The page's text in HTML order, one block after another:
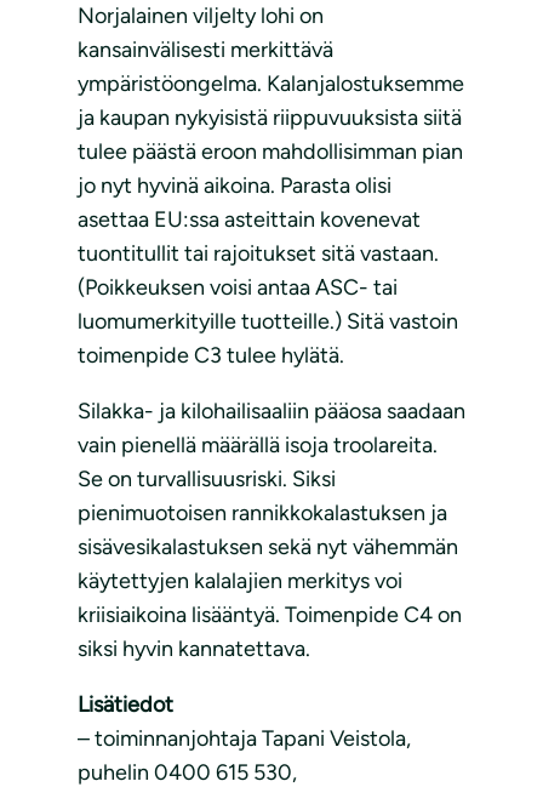
Norjalainen viljelty lohi on
kansainvälisesti merkittävä
ympäristöongelma. Kalanjalostuksemme
ja kaupan nykyisistä riippuvuuksista siitä
tulee päästä eroon mahdollisimman pian
jo nyt hyvinä aikoina. Parasta olisi
asettaa EU:ssa asteittain kovenevat
tuontitullit tai rajoitukset sitä vastaan.
(Poikkeuksen voisi antaa ASC- tai
luomumerkityille tuotteille.) Sitä vastoin
toimenpide C3 tulee hylätä.
Silakka- ja kilohailisaaliin pääosa saadaan
vain pienellä määrällä isoja troolareita.
Se on turvallisuusriski. Siksi
pienimuotoisen rannikkokalastuksen ja
sisävesikalastuksen sekä nyt vähemmän
käytettyjen kalalajien merkitys voi
kriisiaikoina lisääntyä. Toimenpide C4 on
siksi hyvin kannatettava.
Lisätiedot
– toiminnanjohtaja Tapani Veistola,
puhelin 0400 615 530,